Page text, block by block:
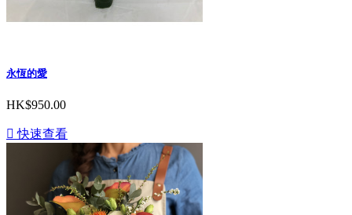
永恆的愛
HK$950.00
 快速查看